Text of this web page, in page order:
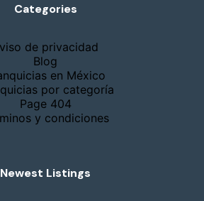
Categories
de privacidad
Blog
en México
por categoría
Page 404
y condiciones
Newest Listings